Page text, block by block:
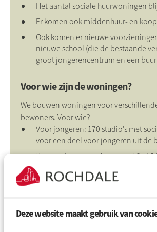
Deze website maakt gebruik van
Het aantal sociale huurwoningen
Er komen ook middenhuur- en
Ook komen er nieuwe
nieuwe school (die de bestaande
groot jongerencentrum en een
Voor wie zijn de woningen?
We bouwen woningen voor
bewoners. Voor wie?
Voor jongeren: 170 studio’s met
voor een deel voor jongeren uit de
Voor ouderen: woningen met 2 of 3
meestal met lift, verspreid of
buurt.
10 woningen worden speciaal